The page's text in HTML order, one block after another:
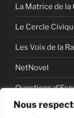
Nous
La Matrice de la
Le Cercle
Les Voix de la
NetNovel
Questions
Série